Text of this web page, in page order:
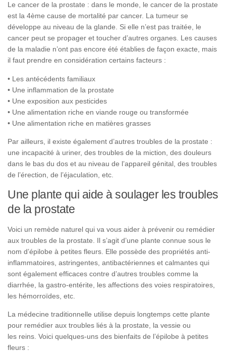
Le cancer de la prostate : dans le monde, le cancer de la prostate
est la 4ème cause de mortalité par cancer. La tumeur se
développe au niveau de la glande. Si elle n’est pas traitée, le
cancer peut se propager et toucher d’autres organes. Les causes
de la maladie n’ont pas encore été établies de façon exacte, mais
il faut prendre en considération certains facteurs :
• Les antécédents familiaux
• Une inflammation de la prostate
• Une exposition aux pesticides
• Une alimentation riche en viande rouge ou transformée
• Une alimentation riche en matières grasses
Par ailleurs, il existe également d’autres troubles de la prostate :
une incapacité à uriner, des troubles de la miction, des douleurs
dans le bas du dos et au niveau de l’appareil génital, des troubles
de l’érection, de l’éjaculation, etc.
Une plante qui aide à soulager les troubles
de la prostate
Voici un remède naturel qui va vous aider à prévenir ou remédier
aux troubles de la prostate. Il s’agit d’une plante connue sous le
nom d’épilobe à petites fleurs. Elle possède des propriétés anti-
inflammatoires, astringentes, antibactériennes et calmantes qui
sont également efficaces contre d’autres troubles comme la
diarrhée, la gastro-entérite, les affections des voies respiratoires,
les hémorroïdes, etc.
La médecine traditionnelle utilise depuis longtemps cette plante
pour remédier aux troubles liés à la prostate, la vessie ou
les reins. Voici quelques-uns des bienfaits de l’épilobe à petites
fleurs :